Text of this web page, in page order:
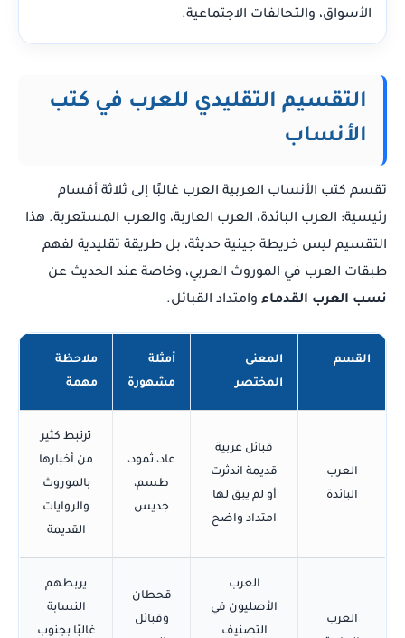
الأسواق، والتحالفات الاجتماعية.
التقسيم التقليدي للعرب في كتب
الأنساب
تقسم كتب الأنساب العربية العرب غالبًا إلى ثلاثة أقسام
رئيسية: العرب البائدة، العرب العاربة، والعرب المستعربة. هذا
التقسيم ليس خريطة جينية حديثة، بل طريقة تقليدية لفهم
طبقات العرب في الموروث العربي، وخاصة عند الحديث عن
نسب العرب القدماء وامتداد القبائل.
القسم
المعنى
المختصر
أمثلة
مشهورة
ملاحظة
مهمة
العرب
البائدة
قبائل عربية
قديمة اندثرت
أو لم يبق لها
امتداد واضح
عاد، ثمود،
طسم،
جديس
ترتبط كثير
من أخبارها
بالموروث
والروايات
القديمة
العرب
العرب
الأصليون في
التصنيف
قحطان
وقبائل
يربطهم
النسابة
غالبًا بجنوب